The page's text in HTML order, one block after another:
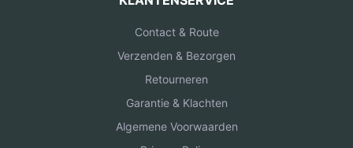
Contact & Route
Verzenden & Bezorgen
Retourneren
Garantie & Klachten
Algemene Voorwaarden